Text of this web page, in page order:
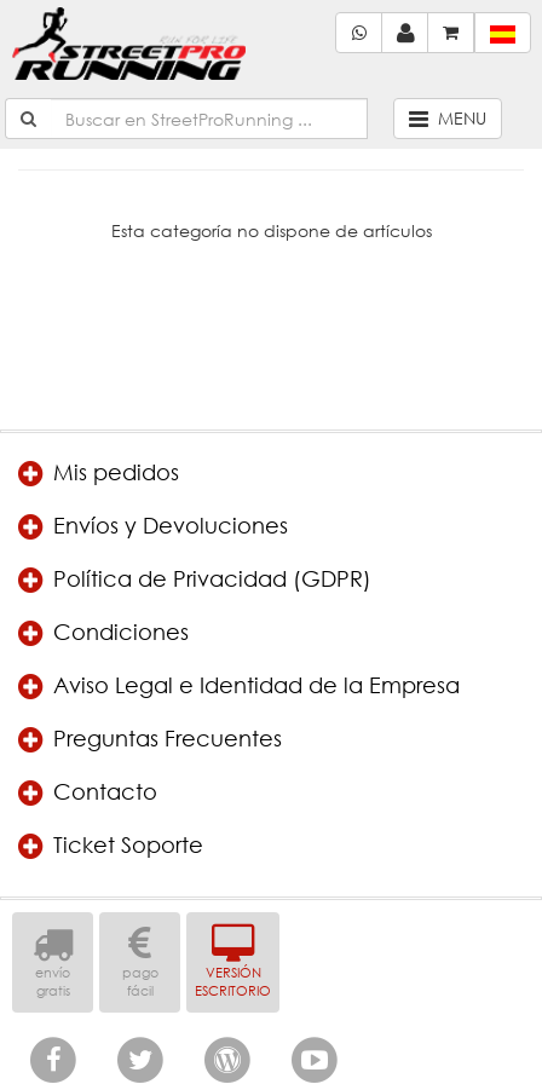
MENU
Esta categoría no dispone de artículos
Mis pedidos
Envíos y Devoluciones
Política de Privacidad (GDPR)
Condiciones
Aviso Legal e Identidad de la Empresa
Preguntas Frecuentes
Contacto
Ticket Soporte
envío
gratis
pago
fácil
VERSIÓN
ESCRITORIO